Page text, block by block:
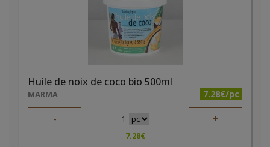
Huile de noix de coco bio 500ml
MARMA 7.28€/pc
- 1 +
7.28€